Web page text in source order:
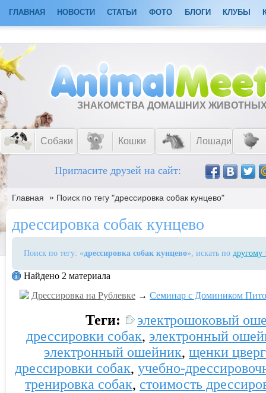
ГЛАВНАЯ НОВОСТИ СТАТЬИ ФОТО БЛОГИ КЛУБЫ
ЗНАКОМСТВА ДОМАШНИХ
Собаки Кошки Лошади
Пригласите друзей на сайт:
Главная » Поиск по тегу "дрессировка собак кунцево"
дрессировка собак кунцево
Поиск по тегу: «дрессировка собак кунцево», искать по другому
Найдено 2 материала
Дрессировка на Рублевке → Семинар с Домиником
Теги:
электрошоковый
дрессировки собак, электронный
электронный ошейник, щенки
дрессировки собак, учебно-
тренировка собак, стоимость